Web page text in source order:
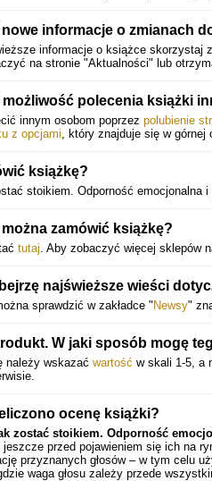
informacje o zmianach
informacje o książce skorzystaj
na stronie "Aktualności" lub
polecenia książki
innym osobom poprzez polubienie
z opcjami, który znajduje się w górnej
książkę?
stoikiem. Odporność emocjonalna
zamówić książkę?
tutaj. Aby zobaczyć więcej sklepów
najświeższe wieści
sprawdzić w zakładce " Newsy"
W jaki sposób mogę
należy wskazać wartość w skali 1-5, a
ocenę książki?
zostać stoikiem. Odporność
jeszcze przed pojawieniem się ich na
przyznanych głosów – w tym celu
waga głosu zależy przede